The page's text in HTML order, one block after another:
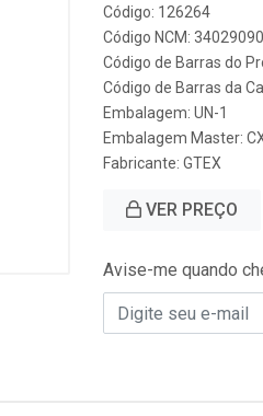
Código: 126264
Código NCM: 34029090
Código de Barras do
Código de Barras da
Embalagem: UN-1
Embalagem Master:
Fabricante: GTEX
VER PREÇO
Avise-me quando